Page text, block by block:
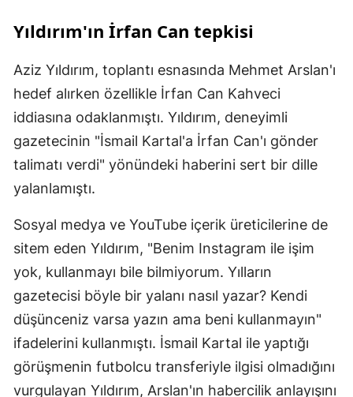
Yıldırım'ın İrfan Can tepkisi
Aziz Yıldırım, toplantı esnasında Mehmet Arslan'ı
hedef alırken özellikle İrfan Can Kahveci
iddiasına odaklanmıştı. Yıldırım, deneyimli
gazetecinin "İsmail Kartal'a İrfan Can'ı gönder
talimatı verdi" yönündeki haberini sert bir dille
yalanlamıştı.
Sosyal medya ve YouTube içerik üreticilerine de
sitem eden Yıldırım, "Benim Instagram ile işim
yok, kullanmayı bile bilmiyorum. Yılların
gazetecisi böyle bir yalanı nasıl yazar? Kendi
düşünceniz varsa yazın ama beni kullanmayın"
ifadelerini kullanmıştı. İsmail Kartal ile yaptığı
görüşmenin futbolcu transferiyle ilgisi olmadığını
vurgulayan Yıldırım, Arslan'ın habercilik anlayışını